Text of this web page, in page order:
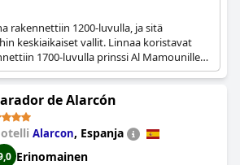
rakennettiin 1200-luvulla, ja sitä
keskiaikaiset vallit. Linnaa koristavat
1700-luvulla prinssi Al Mamounille
siitä lähtien olleet erottamaton osa
menneisyys ja rikas arabialais-
heijastuvat kaikissa sen väreissä,
Vuodesta 1923 tähän päivään
vieraita kaikkialta maailmasta sekä
de Alarcón
Alarcon, Espanja
Erinomainen